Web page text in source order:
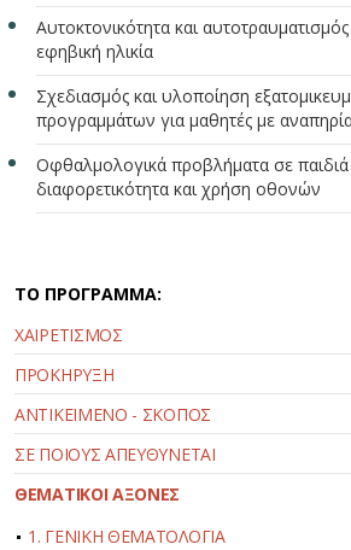
Αυτοκτονικότητα και
εφηβική ηλικία
Σχεδιασμός και υλοποίηση
προγραμμάτων για μαθητές με
Οφθαλμολογικά προβλήματα σε παιδιά
διαφορετικότητα και χρήση οθονών
ΤΟ ΠΡΟΓΡΑΜΜΑ:
ΧΑΙΡΕΤΙΣΜΟΣ
ΠΡΟΚΗΡΥΞΗ
ΑΝΤΙΚΕΙΜΕΝΟ - ΣΚΟΠΟΣ
ΣΕ ΠΟΙΟΥΣ ΑΠΕΥΘΥΝΕΤΑΙ
ΘΕΜΑΤΙΚΟΙ ΑΞΟΝΕΣ
1. ΓΕΝΙΚΗ ΘΕΜΑΤΟΛΟΓΙΑ